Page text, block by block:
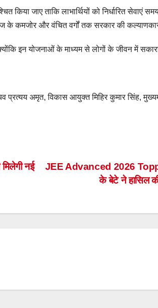
जाए ताकि लाभार्थियों को निर्धारित सेवाएं
के कमजोर और वंचित वर्गों तक सरकार की
इन योजनाओं के माध्यम से लोगों के जीवन में
प्रत्यय अमृत, विकास आयुक्त मिहिर कुमार सिंह,
JEE Advanced 2026
के बेटे ने हासिल
नई